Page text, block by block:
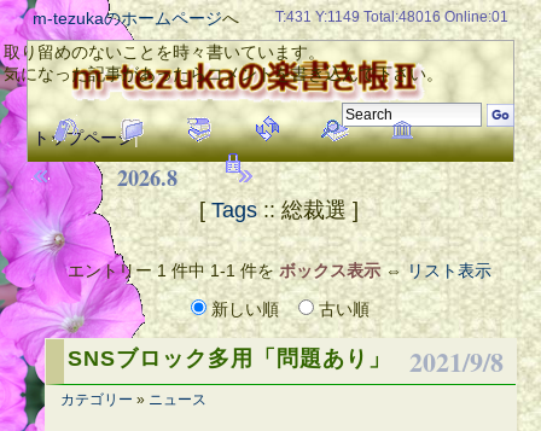
トップページ|
[Tags:: 総裁選 ]
エントリー 1 件中 1-1 件をボックス表示⇔リスト表示
新しい順
古い順
SNSブロック多用「問題あり」 2021/9/8
カテゴリー » ニュース
2026.8
T:431 Y:1149 Total:48016 Online:01
取り留めのないことを時々書いています。
気になった記事があったらコメントを書き込んで下さい。
m-tezukaのホームページへ